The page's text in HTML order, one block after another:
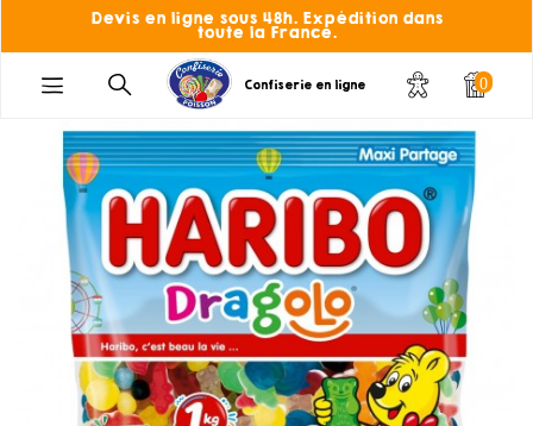
Devis en ligne sous 48h. Expédition dans
toute la France.
Confiserie en ligne 0